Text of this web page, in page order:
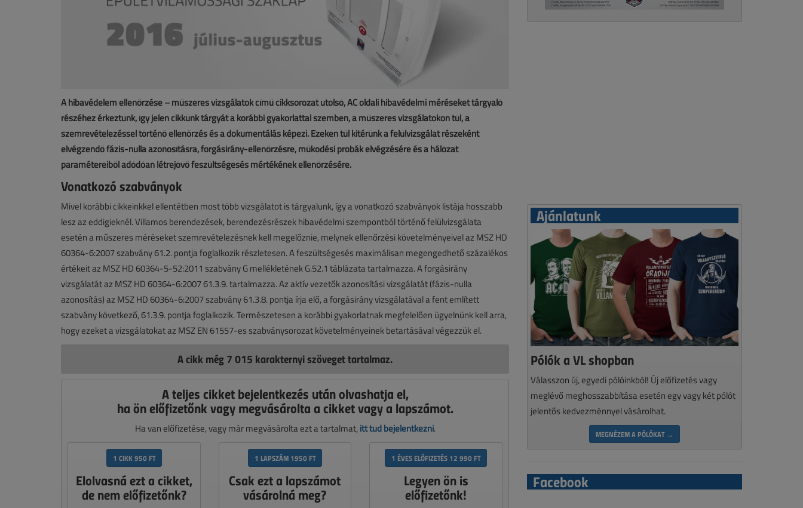
A hibavédelem ellenőrzése – műszeres vizsgálatok című cikksorozat utolsó, AC oldali hibavédelmi méréseket tárgyaló
részéhez érkeztünk, így jelen cikkünk tárgyát a korábbi gyakorlattal szemben, a műszeres vizsgálatokon túl, a
szemrevételezéssel történő ellenőrzés és a dokumentálás képezi. Ezeken túl kitérünk a felülvizsgálat részeként
elvégzendő fázis-nulla azonosításra, forgásirány-ellenőrzésre, működési próbák elvégzésére és a hálózat
paramétereiből adódóan létrejövő feszültségesés mértékének ellenőrzésére.
Vonatkozó szabványok
Mivel korábbi cikkeinkkel ellentétben most több vizsgálatot is tárgyalunk, így a vonatkozó szabványok listája hosszabb
lesz az eddigieknél. Villamos berendezések, berendezésrészek hibavédelmi szempontból történő felülvizsgálata
esetén a műszeres méréseket szemrevételezésnek kell megelőznie, melynek ellenőrzési követelményeivel az MSZ HD
60364-6:2007 szabvány 61.2. pontja foglalkozik részletesen. A feszültségesés maximálisan megengedhető százalékos
értékeit az MSZ HD 60364-5-52:2011 szabvány G mellékletének G.52.1 táblázata tartalmazza. A forgásirány
vizsgálatát az MSZ HD 60364-6:2007 61.3.9. tartalmazza. Az aktív vezetők azonosítási vizsgálatát (fázis-nulla
azonosítás) az MSZ HD 60364-6:2007 szabvány 61.3.8. pontja írja elő, a forgásirány vizsgálatával a fent említett
szabvány következő, 61.3.9. pontja foglalkozik. Természetesen a korábbi gyakorlatnak megfelelően ügyelnünk kell arra,
hogy ezeket a vizsgálatokat az MSZ EN 61557-es szabványsorozat követelményeinek betartásával végezzük el.
A cikk még 7 015 karakternyi szöveget tartalmaz.
A teljes cikket bejelentkezés után olvashatja el,
ha ön előfizetőnk vagy megvásárolta a cikket vagy a lapszámot.
Ha van előfizetése, vagy már megvásárolta ezt a tartalmat, itt tud bejelentkezni.
1 CIKK 950 FT
Elolvasná ezt a cikket,
de nem előfizetőnk?
1 LAPSZÁM 1950 FT
Csak ezt a lapszámot
vásárolná meg?
1 ÉVES ELŐFIZETÉS 12 990 FT
Legyen ön is
előfizetőnk!
Ajánlatunk
Pólók a VL shopban
Válasszon új, egyedi pólóinkból! Új előfizetés vagy
meglévő meghosszabbítása esetén egy vagy két pólót
jelentős kedvezménnyel vásárolhat.
MEGNÉZEM A PÓLÓKAT →
Facebook